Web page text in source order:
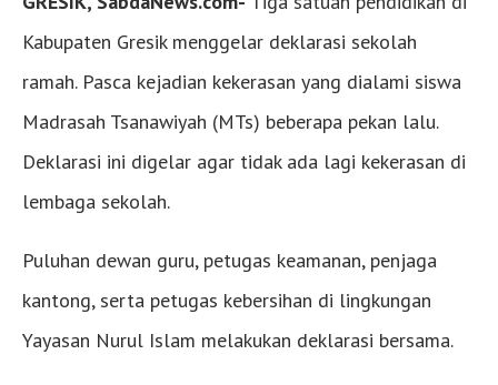
Kabupaten Gresik menggelar deklarasi sekolah
ramah. Pasca kejadian kekerasan yang dialami siswa
Madrasah Tsanawiyah (MTs) beberapa pekan lalu.
Deklarasi ini digelar agar tidak ada lagi kekerasan di
lembaga sekolah.
Puluhan dewan guru, petugas keamanan, penjaga
kantong, serta petugas kebersihan di lingkungan
Yayasan Nurul Islam melakukan deklarasi bersama.